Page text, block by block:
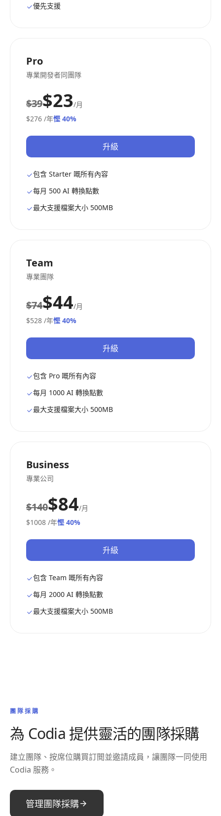
優先支援
Pro
專業開發者同團隊
$39$23/月
$276 /年慳 40%
升級
包含 Starter 嘅所有內容
每月 500 AI 轉換點數
最大支援檔案大小 500MB
Team
專業團隊
$74$44/月
$528 /年慳 40%
升級
包含 Pro 嘅所有內容
每月 1000 AI 轉換點數
最大支援檔案大小 500MB
Business
專業公司
$140$84/月
$1008 /年慳 40%
升級
包含 Team 嘅所有內容
每月 2000 AI 轉換點數
最大支援檔案大小 500MB
團隊採購
為 Codia 提供靈活的團隊採購
建立團隊、按席位購買訂閲並邀請成員，讓團隊一同使用
Codia 服務。
管理團隊採購